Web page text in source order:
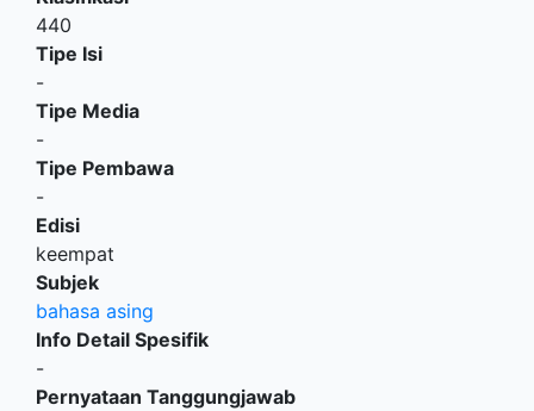
440
Tipe Isi
-
Tipe Media
-
Tipe Pembawa
-
Edisi
keempat
Subjek
bahasa asing
Info Detail Spesifik
-
Pernyataan Tanggungjawab